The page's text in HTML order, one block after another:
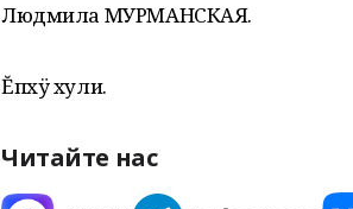
Людмила МУРМАНСКАЯ.
Ĕпхÿ хули.
Читайте нас